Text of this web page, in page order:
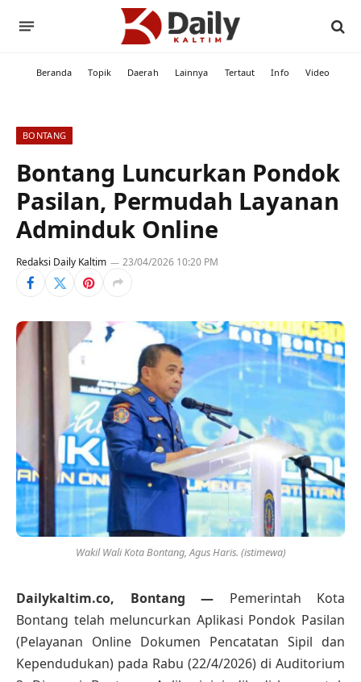
Beranda Topik Daerah Lainnya Tertaut Info Video
BONTANG
Bontang Luncurkan Pondok
Pasilan, Permudah Layanan
Adminduk Online
Redaksi Daily Kaltim 23/04/2026 10:20 PM
Wakil Wali Kota Bontang, Agus Haris. (istimewa)
Dailykaltim.co, Bontang — Pemerintah Kota
Bontang telah meluncurkan Aplikasi Pondok Pasilan
(Pelayanan Online Dokumen Pencatatan Sipil dan
Kependudukan) pada Rabu (22/4/2026) di Auditorium